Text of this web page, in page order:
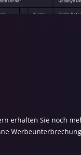
erhalten Sie noch